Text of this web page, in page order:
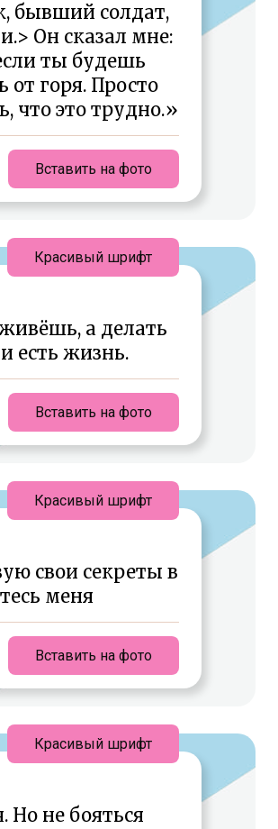
бывший солдат,
Он сказал мне:
ты будешь
горя. Просто
что это трудно.»
Вставить на фото
а делать
есть жизнь.
Вставить на фото
Красивый шрифт
свои секреты в
меня
Вставить на фото
Красивый шрифт
Но не бояться
Красивый шрифт